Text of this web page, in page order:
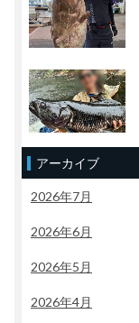
アーカイブ
2026年7月
2026年6月
2026年5月
2026年4月